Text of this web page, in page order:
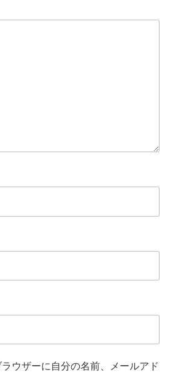
ウザーに自分の名前、メールアド